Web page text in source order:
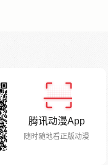
腾讯动漫App
随时随地看正版动漫